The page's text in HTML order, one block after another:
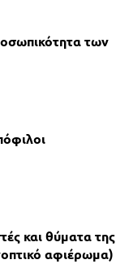
των
και θύματα της
αφιέρωμα)